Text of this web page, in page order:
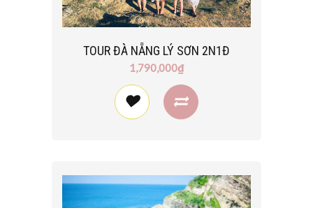
TOUR ĐÀ NẴNG LÝ SƠN 2N1Đ
1,790,000₫